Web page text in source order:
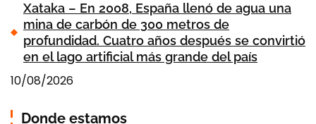
Xataka – En 2008, España llenó de agua una
mina de carbón de 300 metros de
profundidad. Cuatro años después se convirtió
en el lago artificial más grande del país
10/08/2026
Donde estamos